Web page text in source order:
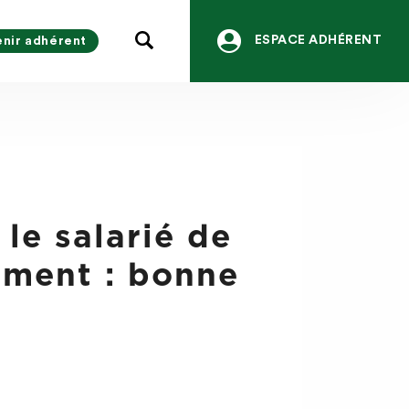
adhérent ESPACE ADHÉRENT
salarié de
: bonne